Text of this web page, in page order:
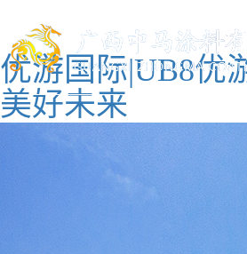
优游国际|UB8优
美好未来